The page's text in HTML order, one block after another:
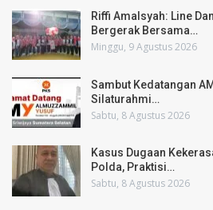
Riffi Amalsyah: Line
Bergerak Bersama…
Minggu, 9 Agustus 2026
Sambut Kedatangan
Silaturahmi…
Sabtu, 8 Agustus 2026
Kasus Dugaan
Polda, Praktisi…
Sabtu, 8 Agustus 2026